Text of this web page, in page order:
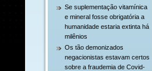
Se suplementação vitamínica
e mineral fosse obrigatória a
humanidade estaria extinta há
milênios
Os tão demonizados
negacionistas estavam certos
sobre a fraudemia de Covid-